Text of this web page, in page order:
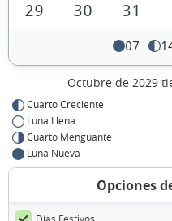
29
30 31
07
Octubre de 2029
Cuarto Creciente
Luna Llena
Cuarto Menguante
Luna Nueva
Opciones